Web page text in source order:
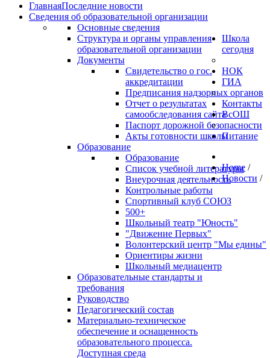
ГлавнаяПоследние новости
Сведения об образовательной организации
Основные сведения
Структура и органы управления
образовательной организации
Документы
Свидетельство о гос.
аккредитации
Предписания надзорных органов
Отчет о результатах
самообследования сайта
Паспорт дорожной безопасности
Акты готовности школы
Образование
Образование
Список учебной литературы
Внеурочная деятельность
Контрольные работы
Спортивный клуб СОЮЗ
500+
Школьный театр "Юность"
"Движение Первых"
Волонтерский центр "Мы едины"
Ориентиры жизни
Школьный медиацентр
Образовательные стандарты и
требования
Руководство
Педагогический состав
Материально-техническое
обеспечение и оснащенность
образовательного процесса.
Доступная среда
Школа
сегодня
НОК
ГИА
Контакты
ВсОШ
Питание
Home /
Новости /